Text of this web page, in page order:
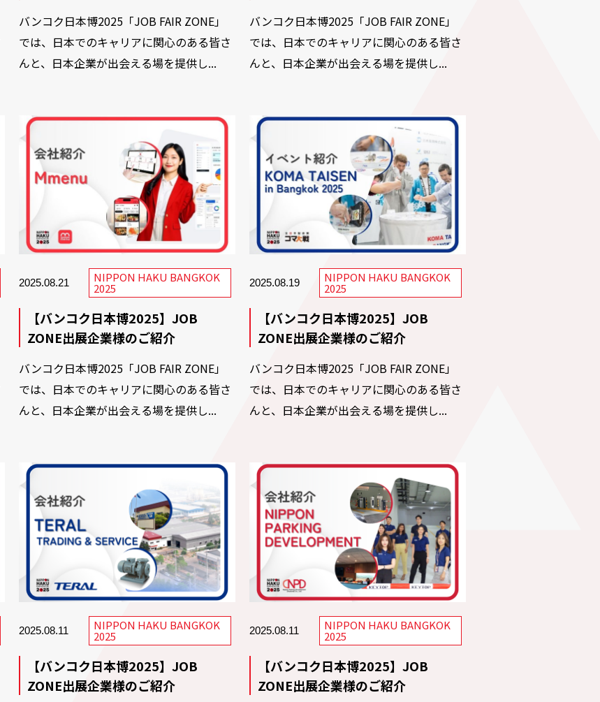
バンコク日本博2025「JOB FAIR ZONE」
では、日本でのキャリアに関心のある皆さ
んと、日本企業が出会える場を提供し...
バンコク日本博2025「JOB FAIR ZONE」
では、日本でのキャリアに関心のある皆さ
んと、日本企業が出会える場を提供し...
2025.08.21 NIPPON HAKU BANGKOK
2025
【バンコク日本博2025】JOB
ZONE出展企業様のご紹介
バンコク日本博2025「JOB FAIR ZONE」
では、日本でのキャリアに関心のある皆さ
んと、日本企業が出会える場を提供し...
2025.08.19 NIPPON HAKU BANGKOK
2025
【バンコク日本博2025】JOB
ZONE出展企業様のご紹介
バンコク日本博2025「JOB FAIR ZONE」
では、日本でのキャリアに関心のある皆さ
んと、日本企業が出会える場を提供し...
2025.08.11 NIPPON HAKU BANGKOK
2025
【バンコク日本博2025】JOB
ZONE出展企業様のご紹介
2025.08.11 NIPPON HAKU BANGKOK
2025
【バンコク日本博2025】JOB
ZONE出展企業様のご紹介